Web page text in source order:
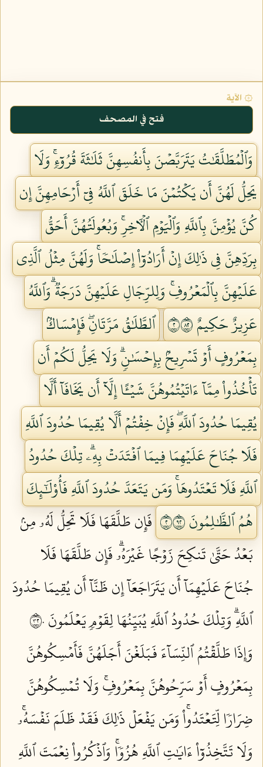
۞ الآية
فتح في المصحف
وَٱلۡمُطَلَّقَٰتُ يَتَرَبَّصۡنَ بِأَنفُسِهِنَّ ثَلَٰثَةَ قُرُوٓءٖۚ وَلَا
يَحِلُّ لَهُنَّ أَن يَكۡتُمۡنَ مَا خَلَقَ ٱللَّهُ فِيٓ أَرۡحَامِهِنَّ إِن
كُنَّ يُؤۡمِنَّ بِٱللَّهِ وَٱلۡيَوۡمِ ٱلۡأٓخِرِۚ وَبُعُولَتُهُنَّ أَحَقُّ
بِرَدِّهِنَّ فِي ذَٰلِكَ إِنۡ أَرَادُوٓاْ إِصۡلَٰحٗاۚ وَلَهُنَّ مِثۡلُ ٱلَّذِي
عَلَيۡهِنَّ بِٱلۡمَعۡرُوفِۚ وَلِلرِّجَالِ عَلَيۡهِنَّ دَرَجَةٞۗ وَٱللَّهُ
عَزِيزٌ حَكِيمٌ ٢٢٨
ٱلطَّلَٰقُ مَرَّتَانِۖ فَإِمۡسَاكُۢ
بِمَعۡرُوفٍ أَوۡ تَسۡرِيحُۢ بِإِحۡسَٰنٖۗ وَلَا يَحِلُّ لَكُمۡ أَن
تَأۡخُذُواْ مِمَّآ ءَاتَيۡتُمُوهُنَّ شَيۡـًٔا إِلَّآ أَن يَخَافَآ أَلَّا
يُقِيمَا حُدُودَ ٱللَّهِۖ فَإِنۡ خِفۡتُمۡ أَلَّا يُقِيمَا حُدُودَ ٱللَّهِ
فَلَا جُنَاحَ عَلَيۡهِمَا فِيمَا ٱفۡتَدَتۡ بِهِۦۗ تِلۡكَ حُدُودُ
ٱللَّهِ فَلَا تَعۡتَدُوهَاۚ وَمَن يَتَعَدَّ حُدُودَ ٱللَّهِ فَأُوْلَٰٓئِكَ
هُمُ ٱلظَّٰلِمُونَ ٢٢٩
فَإِن طَلَّقَهَا فَلَا تَحِلُّ لَهُۥ مِنۢ
بَعۡدُ حَتَّىٰ تَنكِحَ زَوۡجًا غَيۡرَهُۥۗ فَإِن طَلَّقَهَا فَلَا
جُنَاحَ عَلَيۡهِمَآ أَن يَتَرَاجَعَآ إِن ظَنَّآ أَن يُقِيمَا حُدُودَ
ٱللَّهِۗ وَتِلۡكَ حُدُودُ ٱللَّهِ يُبَيِّنُهَا لِقَوۡمٖ يَعۡلَمُونَ ٢٣٠
وَإِذَا طَلَّقۡتُمُ ٱلنِّسَآءَ فَبَلَغۡنَ أَجَلَهُنَّ فَأَمۡسِكُوهُنَّ
بِمَعۡرُوفٍ أَوۡ سَرِّحُوهُنَّ بِمَعۡرُوفٖۚ وَلَا تُمۡسِكُوهُنَّ
ضِرَارٗا لِّتَعۡتَدُواْۚ وَمَن يَفۡعَلۡ ذَٰلِكَ فَقَدۡ ظَلَمَ نَفۡسَهُۥۚ
وَلَا تَتَّخِذُوٓاْ ءَايَٰتِ ٱللَّهِ هُزُوٗاۚ وَٱذۡكُرُواْ نِعۡمَتَ ٱللَّهِ